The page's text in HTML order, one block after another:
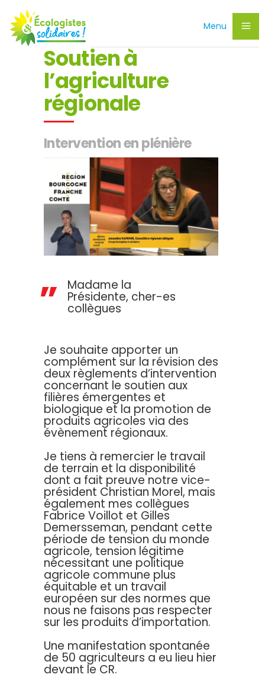
Menu
Soutien à
l’agriculture
régionale
Intervention en plénière
Madame la
Présidente, cher-es
collègues
Je souhaite apporter un
complément sur la révision des
deux règlements d’intervention
concernant le soutien aux
filières émergentes et
biologique et la promotion de
produits agricoles via des
évènement régionaux.
Je tiens à remercier le travail
de terrain et la disponibilité
dont a fait preuve notre vice-
président Christian Morel, mais
également mes collègues
Fabrice Voillot et Gilles
Demersseman, pendant cette
période de tension du monde
agricole, tension légitime
nécessitant une politique
agricole commune plus
équitable et un travail
européen sur des normes que
nous ne faisons pas respecter
sur les produits d’importation.
Une manifestation spontanée
de 50 agriculteurs a eu lieu hier
devant le CR.